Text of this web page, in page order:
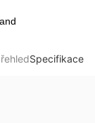
Specifikace